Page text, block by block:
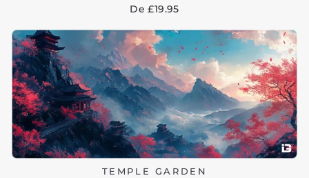
De £19.95
TEMPLE GARDEN